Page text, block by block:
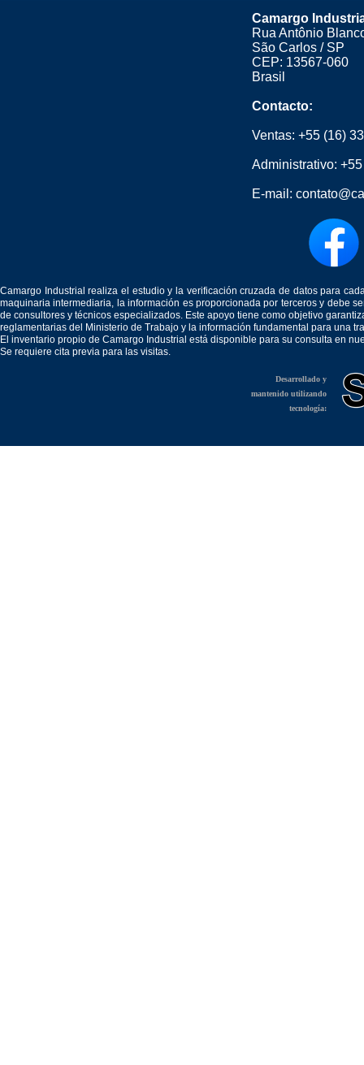
Camargo
Rua Antônio
São Carlos / SP
CEP: 13567-060
Brasil
Contacto:
Ventas: +55 (16)
Administrativo:
E-mail:
Camargo Industrial realiza el estudio y la verificación cruzada de datos para
maquinaria intermediaria, la información es proporcionada por terceros y debe
de consultores y técnicos especializados. Este apoyo tiene como objetivo
reglamentarias del Ministerio de Trabajo y la información fundamental para una
El inventario propio de Camargo Industrial está disponible para su consulta en
Se requiere cita previa para las visitas.
Desarrollado y
mantenido utilizando
tecnología: